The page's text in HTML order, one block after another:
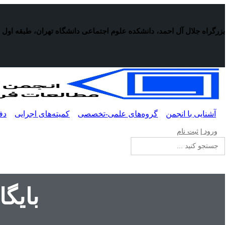
محتوا
بزرگراه جلال آل احمد، دانشکده علوم اجتماعی دانشگاه تهران، طبقه اول
آشنایی با انجمن گروه‌های علمی-تخصصی کمیته‌های اجرایی
ورود ثبت نام
جستجو
برای: